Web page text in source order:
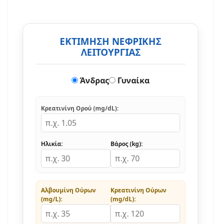
ΕΚΤΙΜΗΣΗ ΝΕΦΡΙΚΗΣ
ΛΕΙΤΟΥΡΓΙΑΣ
Άνδρας Γυναίκα
Κρεατινίνη Ορού (mg/dL):
Ηλικία: Βάρος (kg):
Αλβουμίνη Ούρων
(mg/L):
Κρεατινίνη Ούρων
(mg/dL):